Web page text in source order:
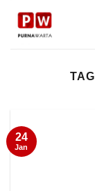
24
Jan